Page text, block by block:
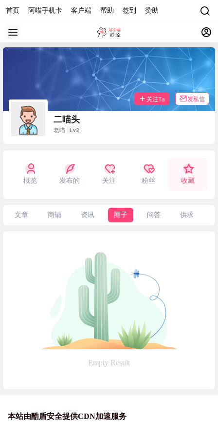
首页 阿喵手机卡 客户端 帮助 签到 赞助
二喵头
老喵 Lv2
关注Ta 发私信
概览 发布的 关注 粉丝 收藏
文章 商铺 资讯 圈子 问答 供求
Empty Result
本站由酷盾安全提供CDN加速服务